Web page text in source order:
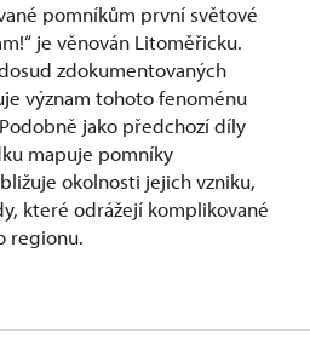
pomníkům první světové
je věnován Litoměřicku.
zdokumentovaných
význam tohoto fenoménu
jako předchozí díly
mapuje pomníky
okolnosti jejich vzniku,
které odrážejí komplikované
regionu.